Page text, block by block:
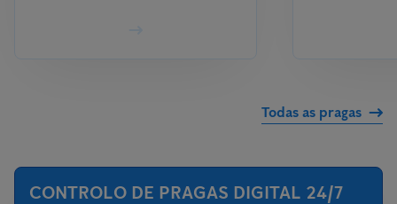
Todas as pragas
CONTROLO DE PRAGAS DIGITAL 24/7